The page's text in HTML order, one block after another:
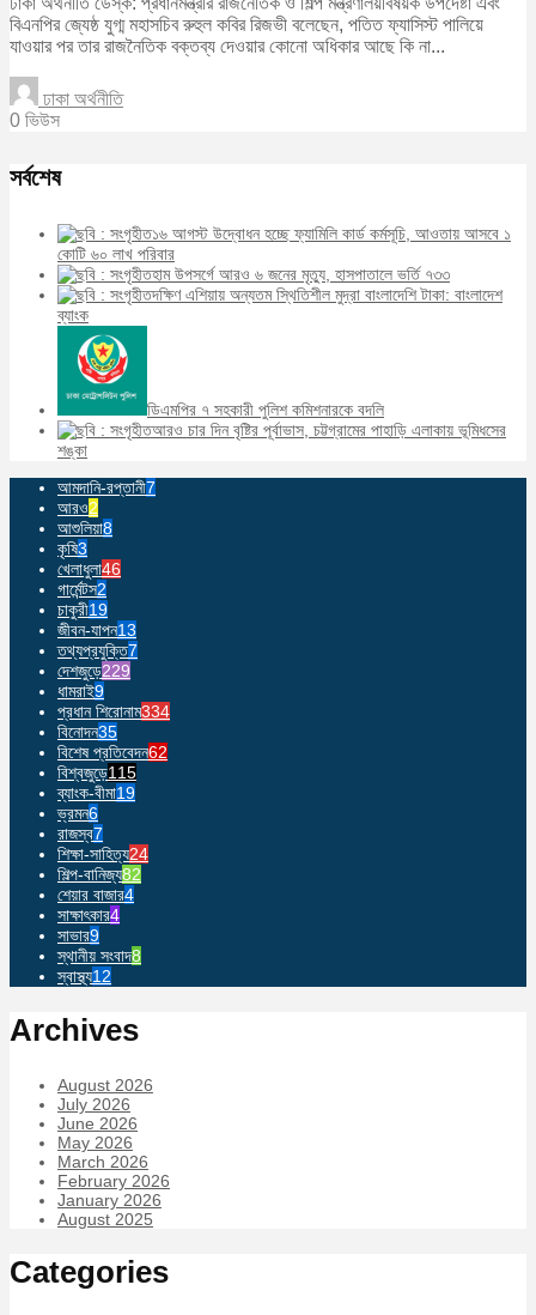
বিএনপির জ্যেষ্ঠ যুগ্ম মহাসচিব রুহুল কবির রিজভী বলেছেন, পতিত ফ্যাসিস্ট পালিয়ে
যাওয়ার পর তার রাজনৈতিক বক্তব্য দেওয়ার কোনো অধিকার আছে কি না...
ঢাকা অর্থনীতি
0 ভিউস
সর্বশেষ
১৬ আগস্ট উদ্বোধন হচ্ছে ফ্যামিলি কার্ড কর্মসূচি, আওতায় আসবে ১
কোটি ৬০ লাখ পরিবার
হাম উপসর্গে আরও ৬ জনের মৃত্যু, হাসপাতালে ভর্তি ৭৩৩
দক্ষিণ এশিয়ায় অন্যতম স্থিতিশীল মুদ্রা বাংলাদেশি টাকা: বাংলাদেশ
ব্যাংক
ডিএমপির ৭ সহকারী পুলিশ কমিশনারকে বদলি
আরও চার দিন বৃষ্টির পূর্বাভাস, চট্টগ্রামের পাহাড়ি এলাকায় ভূমিধসের
শঙ্কা
আমদানি-রপ্তানী7
আরও2
আশুলিয়া8
কৃষি3
খেলাধুলা46
গার্মেন্টস2
চাকুরী19
জীবন-যাপন13
তথ্যপ্রযুক্তি7
দেশজুড়ে229
ধামরাই9
প্রধান শিরোনাম334
বিনোদন35
বিশেষ প্রতিবেদন62
বিশ্বজুড়ে115
ব্যাংক-বীমা19
ভ্রমন6
রাজস্ব7
শিক্ষা-সাহিত্য24
শিল্প-বানিজ্য82
শেয়ার বাজার4
সাক্ষাৎকার4
সাভার9
স্থানীয় সংবাদ8
স্বাস্থ্য12
Archives
August 2026
July 2026
June 2026
May 2026
March 2026
February 2026
January 2026
August 2025
Categories